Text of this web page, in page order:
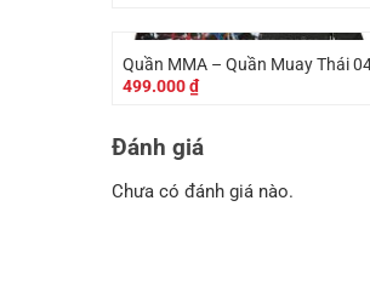
Quần MMA – Quần Muay Thái
499.000₫
Đánh giá
Chưa có đánh giá nào.